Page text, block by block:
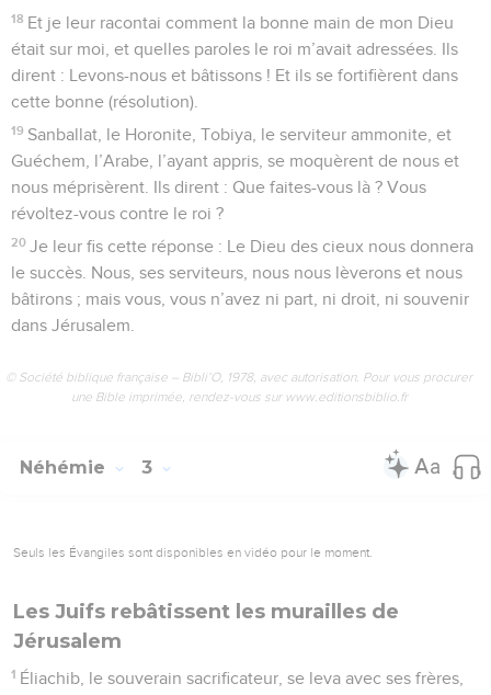
18 Et je leur racontai comment la bonne main de mon Dieu
était sur moi, et quelles paroles le roi m’avait adressées. Ils
dirent : Levons-nous et bâtissons ! Et ils se fortifièrent dans
cette bonne (résolution).
19 Sanballat, le Horonite, Tobiya, le serviteur ammonite, et
Guéchem, l’Arabe, l’ayant appris, se moquèrent de nous et
nous méprisèrent. Ils dirent : Que faites-vous là ? Vous
révoltez-vous contre le roi ?
20 Je leur fis cette réponse : Le Dieu des cieux nous donnera
le succès. Nous, ses serviteurs, nous nous lèverons et nous
bâtirons ; mais vous, vous n’avez ni part, ni droit, ni souvenir
dans Jérusalem.
© Société biblique française – Bibli’O, 1978, avec autorisation. Pour vous procurer
une Bible imprimée, rendez-vous sur www.editionsbiblio.fr
Néhémie 3
Seuls les Évangiles sont disponibles en vidéo pour le moment.
Les Juifs rebâtissent les murailles de
Jérusalem
1 Éliachib, le souverain sacrificateur, se leva avec ses frères,